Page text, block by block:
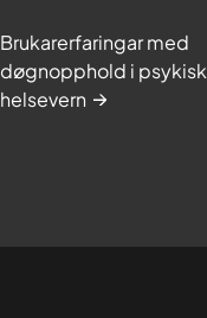
Brukarerfaringar med
døgnopphold i psykisk
helsevern